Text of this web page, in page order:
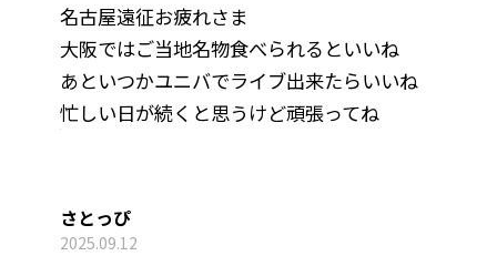
名古屋遠征お疲れさま
大阪ではご当地名物食べられるといいね
あといつかユニバでライブ出来たらいいね
忙しい日が続くと思うけど頑張ってね
さとっぴ
2025.09.12